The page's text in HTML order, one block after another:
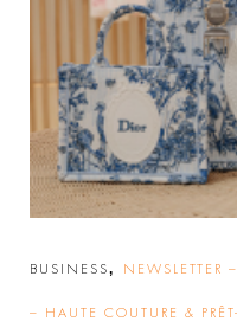
BUSINESS, NEWSLETTER
– HAUTE COUTURE & PRÊT-